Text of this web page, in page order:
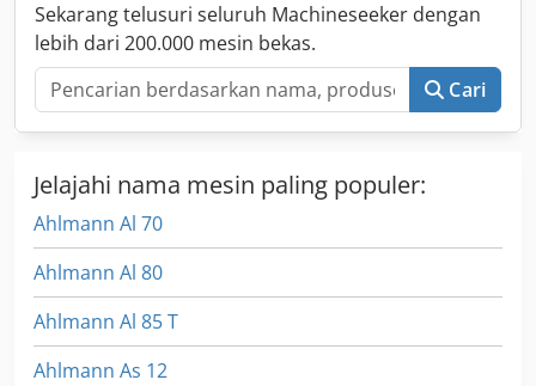
Sekarang telusuri seluruh Machineseeker dengan
lebih dari 200.000 mesin bekas.
Cari
Jelajahi nama mesin paling populer:
Ahlmann Al 70
Ahlmann Al 80
Ahlmann Al 85 T
Ahlmann As 12